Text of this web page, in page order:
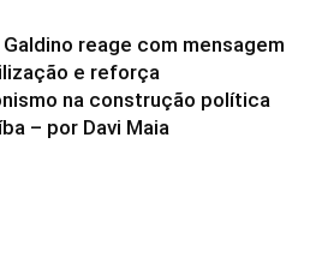
reage com mensagem
e reforça
na construção política
– por Davi Maia